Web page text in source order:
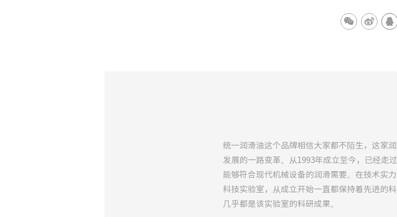
统一润滑油这个品牌相信大家都不陌生，这家
发展的一路变革。从1993年成立至今，已经走
能够符合现代机械设备的润滑需要。在技术实
科技实验室，从成立开始一直都保持着先进的
几乎都是该实验室的科研成果。